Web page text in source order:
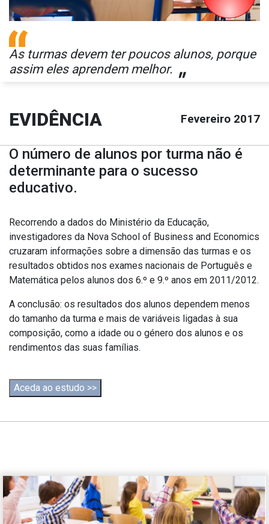
As turmas devem ter poucos alunos, porque
assim eles aprendem melhor. "
EVIDÊNCIA Fevereiro 2017
O número de alunos por turma não é
determinante para o sucesso
educativo.
Recorrendo a dados do Ministério da Educação,
investigadores da Nova School of Business and Economics
cruzaram informações sobre a dimensão das turmas e os
resultados obtidos nos exames nacionais de Português e
Matemática pelos alunos dos 6.º e 9.º anos em 2011/2012.
A conclusão: os resultados dos alunos dependem menos
do tamanho da turma e mais de variáveis ligadas à sua
composição, como a idade ou o género dos alunos e os
rendimentos das suas famílias.
Aceda ao estudo >>